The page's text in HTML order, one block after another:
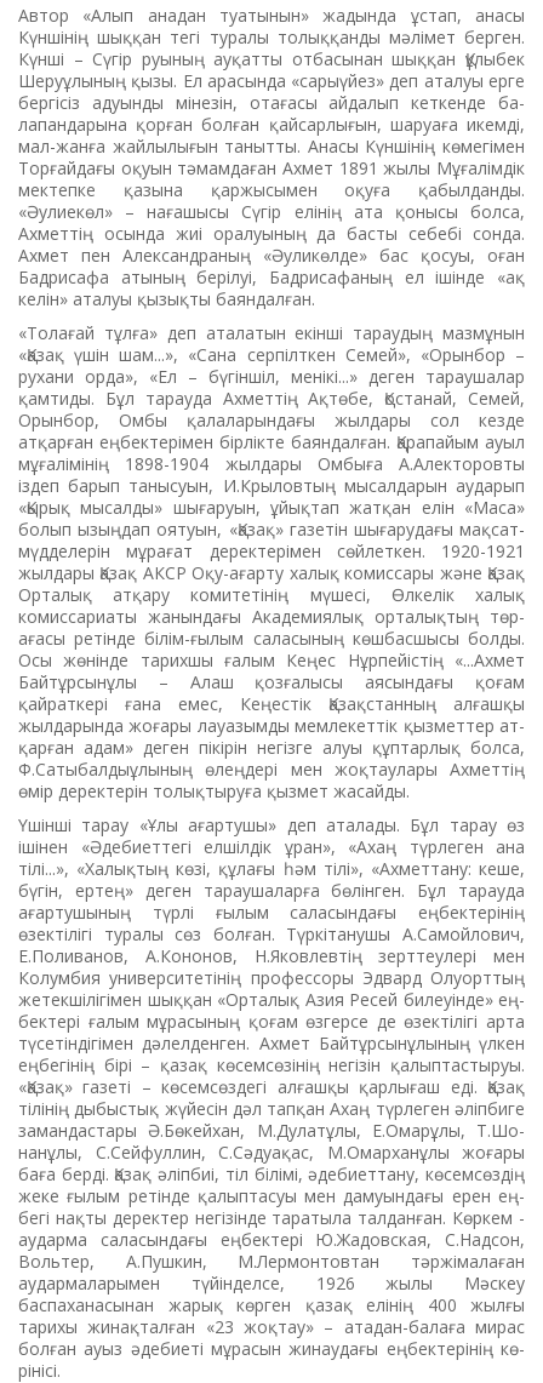
Автор «Алып анадан туатынын» жадында ұстап, ана­сы
Күншінің шыққан тегі туралы толыққанды мәлімет бер­ген.
Күн­ші – Сүгір руының ауқатты отбасынан шыққан Құлы­бек
Шеруұлының қызы. Ел арасында «сарыүйез» деп ата­луы ерге
бергісіз адуынды міне­зін, отағасы айдалып кеткенде ба­­
лапандарына қорған болған қай­сарлығын, шаруаға икемді,
мал-жанға жайлылығын танытты. Анасы Күншінің көмегімен
Торғайдағы оқуын тәмамдаған Ахмет 1891 жылы Мұғалімдік
мек­тепке қазына қаржысымен оқуға қабылданды.
«Әулиекөл» – нағашысы Сүгір елінің ата қонысы болса,
Ахметтің осында жиі оралуының да бас­ты себебі сонда.
Ахмет пен Алексан­дра­ның «Әуликөлде» бас қо­суы, оған
Бадрисафа атының бе­рілуі, Бад­рисафаның ел ішінде «ақ
келін» аталуы қызықты баян­далған.
«Толағай тұлға» деп аталатын екінші тараудың мазмұнын
­«Қа­зақ үшін шам...», «Сана серпілт­кен Семей», «Орынбор –
рухани орда», «Ел – бүгін­шіл, менікі...» деген тарау­ша­лар
қамтиды. Бұл тарауда Ахметтің Ақтөбе, Қос­та­най, Се­мей,
Орынбор, Омбы қала­ла­рындағы жылдары сол кезде
атқарған еңбектерімен бірлік­те баяндалған. Қарапайым ауыл
мұғалімінің 1898-1904 жылдары Омбыға А.Алекторовты
іздеп ба­рып танысуын, И.Крыловтың мысалдарын аударып
«Қырық мысалды» шығаруын, ұйықтап жатқан елін «Маса»
болып ызың­дап оятуын, «Қазақ» газетін шы­­ғарудағы мақсат-
мүдделерін мұрағат деректерімен сөйлеткен. 1920-1921
жылдары Қазақ АКСР Оқу-ағарту халық комиссары және Қазақ
Орталық атқару ко­митетінің мүшесі, Өлкелік ха­лық
комиссариаты жанындағы Ака­демиялық орталықтың төр­
ағасы ретінде білім-ғылым сала­сының көшбасшысы болды.
Осы жөнінде тарихшы ғалым Кеңес Нұрпейістің «...Ахмет
Бай­тұрсынұлы – Алаш қозғалысы аясындағы қоғам
қайраткері ғана емес, Кеңестік Қазақстанның ал­ғашқы
жылдарында жоғары ла­уазымды мемлекеттік қызмет­тер ат­
қарған адам» деген пікірін не­гізге алуы құптарлық болса,
Ф.Сатыбалдыұлының өлеңдері мен жоқтаулары Ахметтің
өмір деректерін толықтыруға қызмет жасайды.
Үшінші тарау «Ұлы ағар­тушы» деп аталады. Бұл тарау өз
ішінен «Әдебиеттегі елшілдік ұран», «Ахаң түрлеген ана
тілі...», «Халықтың көзі, құлағы һәм тілі», «Ахметтану: кеше,
бүгін, ертең» деген тараушаларға бөлінген. Бұл тарауда
ағартушының түрлі ғылым саласындағы еңбек­тері­нің
өзектілігі туралы сөз бол­ған. Түркітанушы А.Самойлович,
Е.Поливанов, А.Кононов, Н.Яковлевтің зерттеулері мен
Колумбия университетінің профессоры Эдвард Олуорттың
же­­тек­шілігімен шыққан «Орта­лық Азия Ресей билеуінде» ең­
бек­тері ғалым мұрасының қо­ғам өзгерсе де өзектілігі арта
тү­се­тіндігімен дәлелденген. Ахмет Байтұрсынұлының үл­кен
еңбегінің бірі – қазақ көсемсөзі­нің негізін қалыптастыруы.
«Қазақ» газеті – көсемсөздегі ал­ғашқы қарлығаш еді. Қазақ
тілінің ды­быстық жүйесін дәл тапқан Ахаң түрлеген әліпби­ге
замандастары Ә.Бөкейхан, М.Дулатұлы, Е.Омарұлы, Т.Шо­
нанұлы, С.Сей­фуллин, С.Сә­дуақас, М.Омар­ханұлы жоға­ры
баға берді. Қазақ әліпбиі, тіл бі­лімі, әдебиеттану, көсемсөздің
жеке ғылым ретінде қалыпта­суы мен дамуындағы ерен ең­
бегі нақты деректер негізінде таратыла талданған. Көркем ­
аудар­ма саласындағы еңбектері Ю.Жа­довская, С.Надсон,
Воль­тер, А.Пушкин, М.Лер­мон­товтан тәржімалаған
аударма­ларымен түйінделсе, 1926 жы­лы Мәскеу
баспаханасынан жарық көрген қазақ елінің 400 жылғы
тарихы жинақталған «23 жоқтау» – атадан-балаға мирас
болған ауыз әдебиеті мұрасын жинаудағы ең­бектерінің кө­
рінісі.